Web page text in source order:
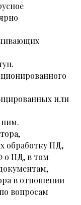
или
ним.
обработку ПД,
о ПД, в том
в отношении
вопросам